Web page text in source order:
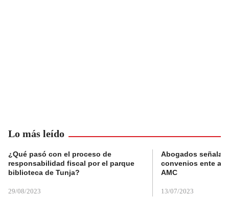
Lo más leído
¿Qué pasó con el proceso de
responsabilidad fiscal por el parque
biblioteca de Tunja?
29/08/2023
Abogados
convenios ente
AMC
13/07/2023